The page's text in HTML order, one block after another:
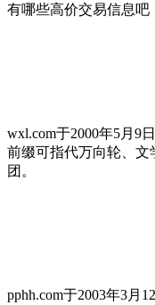
有哪些高价交易信息吧
wxl.com于2000年5月9
前缀可指代万向轮、
团。
pphh.com于2003年3月